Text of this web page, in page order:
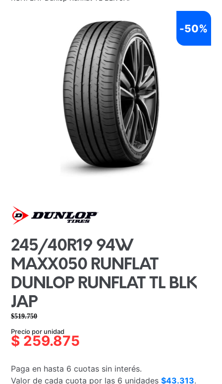
245/40R19 94W
MAXX050 RUNFLAT
DUNLOP RUNFLAT TL BLK
JAP
$519.750
precio
original
$519.750.
precio
actual
$259.875.
Precio por unidad
$ 259.875
Paga en hasta 6 cuotas sin interés.
Valor de cada cuota por las 6 unidades$43.313.
-50%